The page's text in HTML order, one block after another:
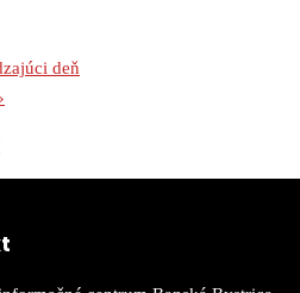
deň